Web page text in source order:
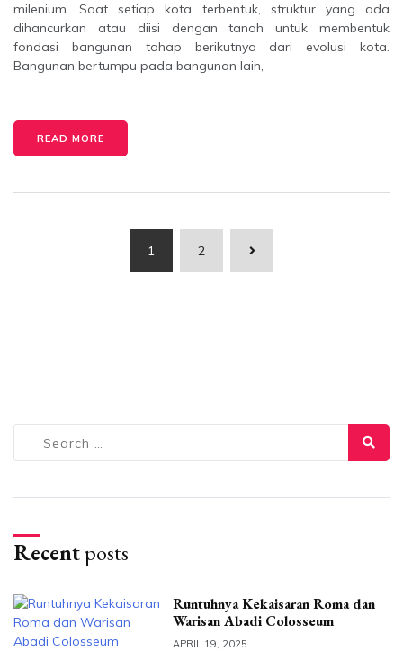
milenium. Saat setiap kota terbentuk, struktur yang ada
dihancurkan atau diisi dengan tanah untuk membentuk
fondasi bangunan tahap berikutnya dari evolusi kota.
Bangunan bertumpu pada bangunan lain,
READ MORE
Posts
pagination
1 2
Recentposts
Runtuhnya Kekaisaran Roma dan
Warisan Abadi Colosseum
APRIL 19, 2025